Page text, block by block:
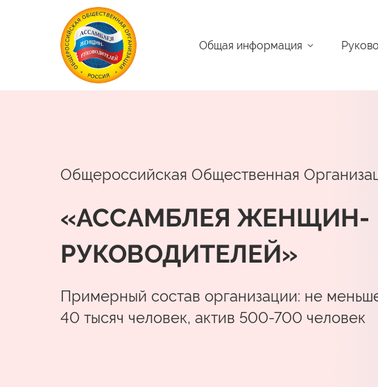
Общая информация
Общероссийская Общественная
«АССАМБЛЕЯ ЖЕНЩИН-
РУКОВОДИТЕЛЕЙ»
Примерный состав организации: не
40 тысяч человек, актив 500-700 человек